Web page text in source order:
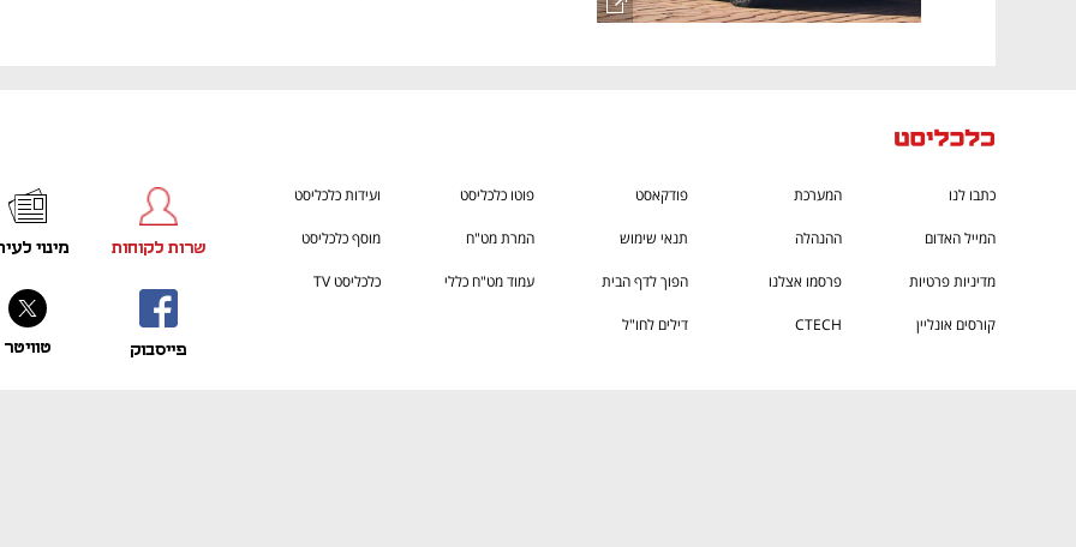
כתבו לנו המערכת פודקאסט פוטו כלכליסט ועידות כלכליסט
המייל האדום ההנהלה תנאי שימוש המרת מט"ח מוסף כלכליסט
מדיניות פרטיות פרסמו אצלנו הפוך לדף הבית עמוד מט"ח כללי כלכליסט TV
קורסים אונליין CTECH
דילים לחו"ל
פייסבוק
שרות לקוחות
טוויטר
מינוי